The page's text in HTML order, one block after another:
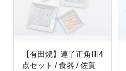
【有田焼】連子正角皿4
点セット / 食器 / 佐賀